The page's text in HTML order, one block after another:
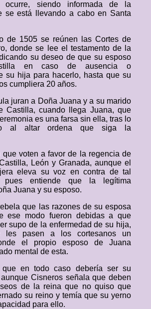
ocurre, siendo informada de la
se está llevando a cabo en Santa
de 1505 se reúnen las Cortes de
donde se lee el testamento de la
su deseo de que su esposo
en caso de ausencia o
su hija para hacerlo, hasta que su
cumpliera 20 años.
juran a Doña Juana y a su marido
Castilla, cuando llega Juana, que
es una farsa sin ella, tras lo
al altar ordena que siga la
que voten a favor de la regencia de
León y Granada, aunque el
eleva su voz en contra de tal
pues entiende que la legítima
Juana y su esposo.
que las razones de su esposa
ese modo fueron debidas a que
supo de la enfermedad de su hija,
les pasen a los cortesanos un
el propio esposo de Juana
mental de esta.
que en todo caso debería ser su
Cisneros señala que deben
de la reina que no quiso que
su reino y temía que su yerno
para ello.